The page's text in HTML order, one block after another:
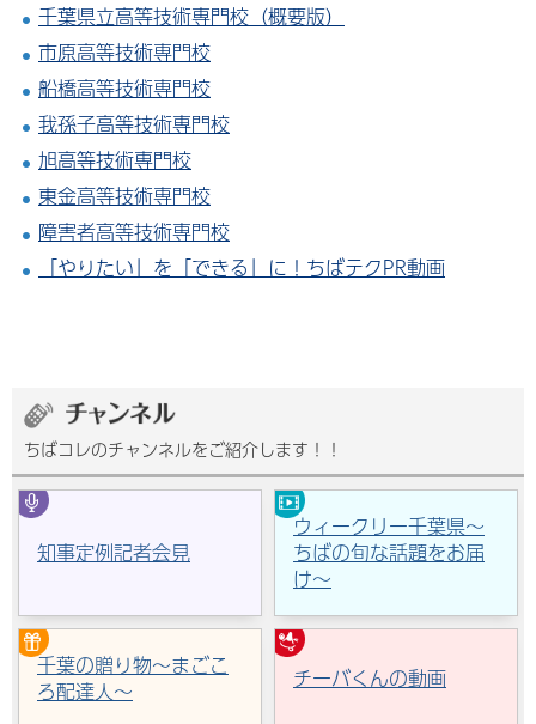
千葉県立高等技術専門校（概要版）
市原高等技術専門校
船橋高等技術専門校
我孫子高等技術専門校
旭高等技術専門校
東金高等技術専門校
障害者高等技術専門校
「やりたい」を「できる」に！ちばテクPR動画
ちばコレのチャンネルをご紹介します！！
知事定例記者会見
ウィークリー千葉県～
ちばの旬な話題をお届
け～
千葉の贈り物～まごこ
ろ配達人～
チーバくんの動画